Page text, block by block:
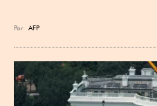
Por AFP